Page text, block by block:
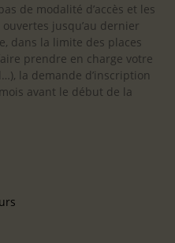
de modalité d’accès et les
jusqu’au dernier
dans la limite des places
prendre en charge votre
la demande d’inscription
avant le début de la